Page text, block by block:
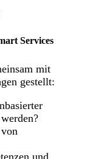
Services
mit
gestellt:
und